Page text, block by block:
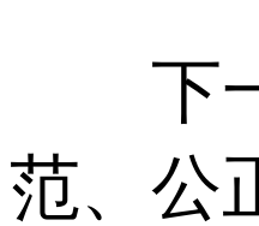
下一
范、公